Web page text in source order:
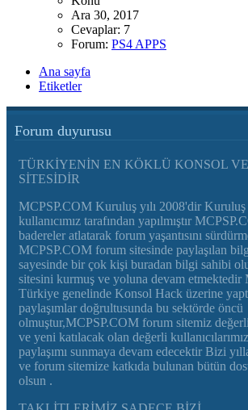
Ara 30, 2017
Cevaplar: 7
Forum: PS4 APPS
Ana sayfa
Etiketler
Forum duyurusu
TÜRKİYENİN EN KÖKLÜ KONSOL
SİTESİDİR
MCPSP.COM Kuruluş yılı 2008'dir
kullanıcımız tarafından yapılmıştır
badereler atlatarak forum yaşantısını
MCPSP.COM forum sitesinde paylaşılan
sayesinde bir çok kişi buradan bilgi sahibi
sitesini kurmuş ve yoluna devam etmektedir
Türkiye genelinde Konsol Hack üzerine
paylaşımlar doğrultusunda bu sektörde öncü
olmuştur,MCPSP.COM forum sitemiz değerli
ve yeni katılacak olan değerli
paylaşımı sunmaya devam edecektir Bizi
ve forum sitemize katkıda bulunan bütün
olsun .